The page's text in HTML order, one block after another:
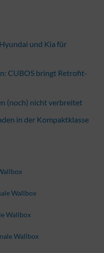
und Kia für
CUBOS bringt Retrofit-
(noch) nicht verbreitet
in der Kompaktklasse
Wallbox
Wallbox
Wallbox